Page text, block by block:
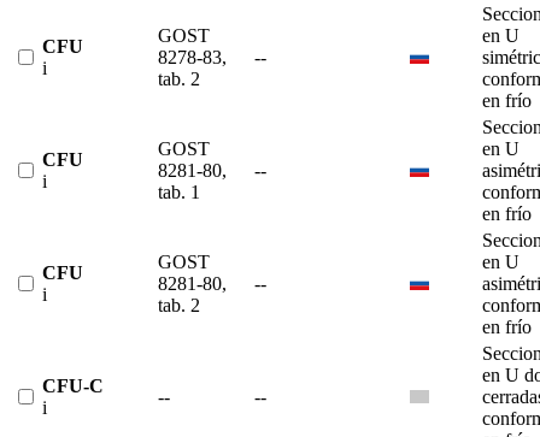
CFU
i
GOST
8278-83,
tab. 2
--
en U
en frío
CFU
i
GOST
8281-80,
tab. 1
--
en U
en frío
CFU
i
GOST
8281-80,
tab. 2
--
en U
en frío
CFU-C
i
-- --
en U